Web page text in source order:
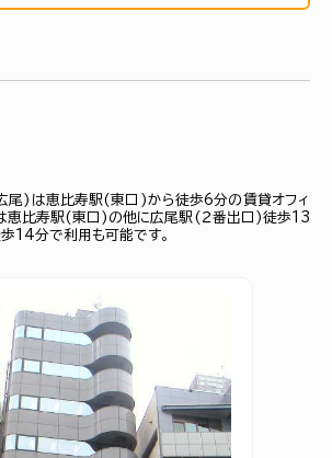
尾)は恵比寿駅(東口)から徒歩6分の賃貸オフィ
は恵比寿駅(東口)の他に広尾駅(２番出口)徒歩13
14分で利用も可能です。